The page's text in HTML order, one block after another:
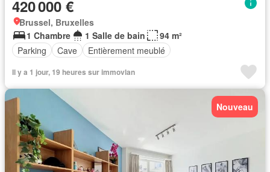
420 000 €
Brussel, Bruxelles
1 Chambre
1 Salle de bain
94 m²
Parking
Cave Entièrement meublé
Il y a 1 jour, 19 heures sur immovlan
Nouveau